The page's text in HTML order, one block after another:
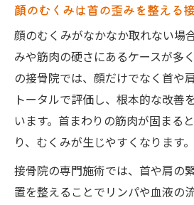
顔のむくみは首の歪みを整える
顔のむくみがなかなか取れない場
みや筋肉の硬さにあるケースが多
の接骨院では、顔だけでなく首や
トータルで評価し、根本的な改善
います。首まわりの筋肉が固まる
り、むくみが生じやすくなります。
接骨院の専門施術では、首や肩の
置を整えることでリンパや血液の